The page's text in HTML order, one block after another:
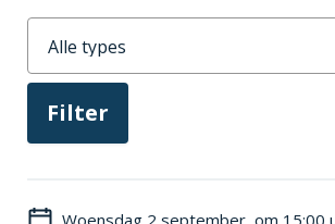
Woensdag 2 september om 15:00